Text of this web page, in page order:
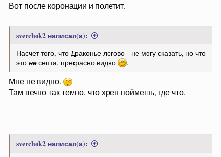
Вот после коронации и полетит.
sverchok2 написал(а):
Насчет того, что Драконье логово - не могу сказать, но что
это не септа, прекрасно видно .
Мне не видно.
Там вечно так темно, что хрен поймешь, где что.
sverchok2 написал(а):